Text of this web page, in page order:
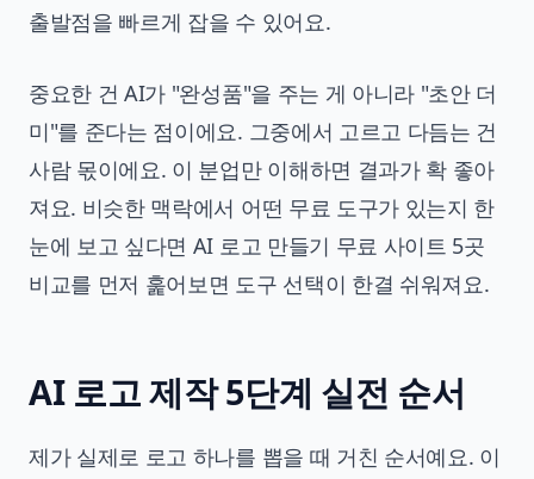
출발점을 빠르게 잡을 수 있어요.
중요한 건 AI가 "완성품"을 주는 게 아니라 "초안 더
미"를 준다는 점이에요. 그중에서 고르고 다듬는 건
사람 몫이에요. 이 분업만 이해하면 결과가 확 좋아
져요. 비슷한 맥락에서 어떤 무료 도구가 있는지 한
눈에 보고 싶다면 AI 로고 만들기 무료 사이트 5곳
비교를 먼저 훑어보면 도구 선택이 한결 쉬워져요.
AI 로고 제작 5단계 실전 순서
제가 실제로 로고 하나를 뽑을 때 거친 순서예요. 이